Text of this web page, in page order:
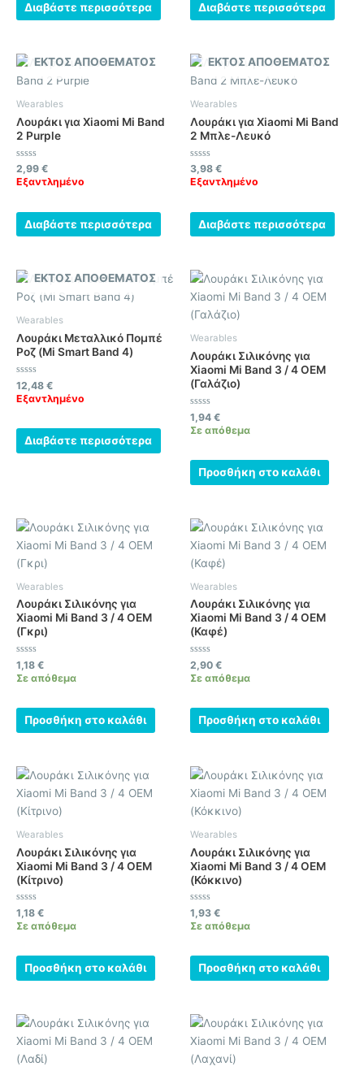
Διαβάστε περισσότερα Διαβάστε περισσότερα
ΕΚΤΌΣ ΑΠΟΘΈΜΑΤΟΣ
Wearables
Λουράκι για Xiaomi Mi Band
2 Purple
Βαθμολογήθηκε
με
0
2,99 €
Εξαντλημένο
Διαβάστε περισσότερα
ΕΚΤΌΣ ΑΠΟΘΈΜΑΤΟΣ
Wearables
Λουράκι για Xiaomi Mi Band
2 Μπλε-Λευκό
Βαθμολογήθηκε
με
0
3,98 €
Εξαντλημένο
Διαβάστε περισσότερα
ΕΚΤΌΣ ΑΠΟΘΈΜΑΤΟΣ
Wearables
Λουράκι Μεταλλικό Πομπέ
Ροζ (Mi Smart Band 4)
Βαθμολογήθηκε
με
0
12,48 €
Εξαντλημένο
Διαβάστε περισσότερα
Wearables
Λουράκι Σιλικόνης για
Xiaomi Mi Band 3 / 4 OEM
(Γαλάζιο)
Βαθμολογήθηκε
με
0
1,94 €
Σε απόθεμα
Προσθήκη στο καλάθι
Wearables
Λουράκι Σιλικόνης για
Xiaomi Mi Band 3 / 4 OEM
(Γκρι)
Βαθμολογήθηκε
με
0
1,18 €
Σε απόθεμα
Προσθήκη στο καλάθι
Wearables
Λουράκι Σιλικόνης για
Xiaomi Mi Band 3 / 4 OEM
(Καφέ)
Βαθμολογήθηκε
με
0
2,90 €
Σε απόθεμα
Προσθήκη στο καλάθι
Wearables
Λουράκι Σιλικόνης για
Xiaomi Mi Band 3 / 4 OEM
(Κίτρινο)
Βαθμολογήθηκε
με
0
1,18 €
Σε απόθεμα
Προσθήκη στο καλάθι
Wearables
Λουράκι Σιλικόνης για
Xiaomi Mi Band 3 / 4 OEM
(Κόκκινο)
Βαθμολογήθηκε
με
0
1,93 €
Σε απόθεμα
Προσθήκη στο καλάθι